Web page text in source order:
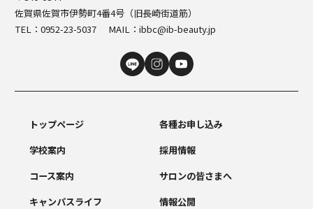
佐賀県佐賀市伊勢町4番4号（旧長崎街道筋）
TEL： 0952-23-5037 MAIL： ibbc@ib-beauty.jp
トップページ
学校案内
コース案内
キャンパスライフ
各種お申し込み
採用情報
サロンの皆さまへ
情報公開